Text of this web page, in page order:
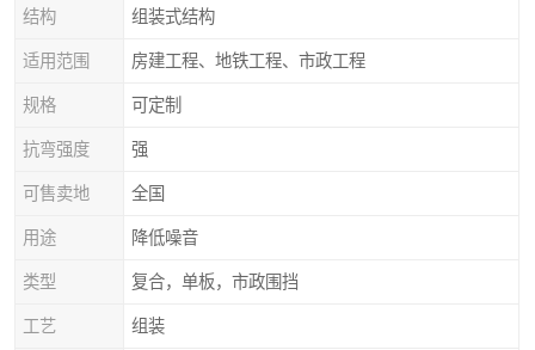
结构 组装式结构
适用范围 房建工程、地铁工程、市政工程
规格 可定制
抗弯强度 强
可售卖地 全国
用途 降低噪音
类型 复合，单板，市政围挡
工艺 组装